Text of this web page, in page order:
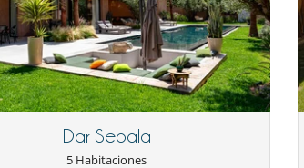
Dar Sebala
5 Habitaciones